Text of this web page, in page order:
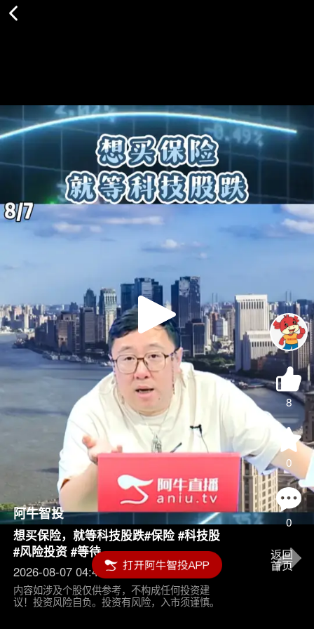
Play
Video
8
0
0
阿牛智投
想买保险，就等科技股跌#保险 #科技股
#风险投资 #等待
2026-08-07 04:45
内容如涉及个股仅供参考，不构成任何投资建
议！投资风险自负。投资有风险，入市须谨慎。